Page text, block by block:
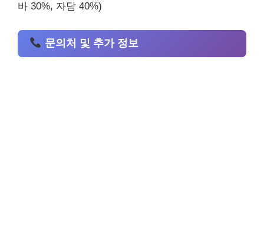
바 30%, 자담 40%)
문의처 및 추가 정보